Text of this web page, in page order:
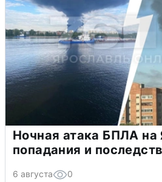
Ночная атака БПЛА на
попадания и
6 августа 0